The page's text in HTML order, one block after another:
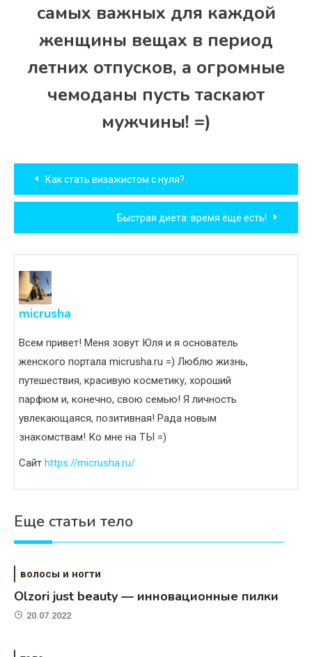
самых важных для каждой
женщины вещах в период
летних отпусков, а огромные
чемоданы пусть таскают
мужчины! =)
Навигация
по
записям
Как стать визажистом с нуля?
Быстрая диета: время еще есть!
micrusha
Всем привет! Меня зовут Юля и я основатель
женского портала micrusha.ru =) Люблю жизнь,
путешествия, красивую косметику, хороший
парфюм и, конечно, свою семью! Я личность
увлекающаяся, позитивная! Рада новым
знакомствам! Ко мне на ТЫ =)
Сайт https://micrusha.ru/
Еще статьи тело
волосы и ногти
Olzori just beauty — инновационные пилки
20.07.2022